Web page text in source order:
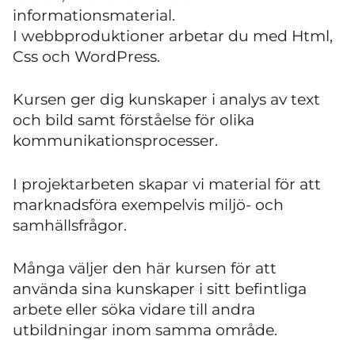
informationsmaterial.
I webbproduktioner arbetar du med Html,
Css och WordPress.
Kursen ger dig kunskaper i analys av text
och bild samt förståelse för olika
kommunikationsprocesser.
I projektarbeten skapar vi material för att
marknadsföra exempelvis miljö- och
samhällsfrågor.
Många väljer den här kursen för att
använda sina kunskaper i sitt befintliga
arbete eller söka vidare till andra
utbildningar inom samma område.